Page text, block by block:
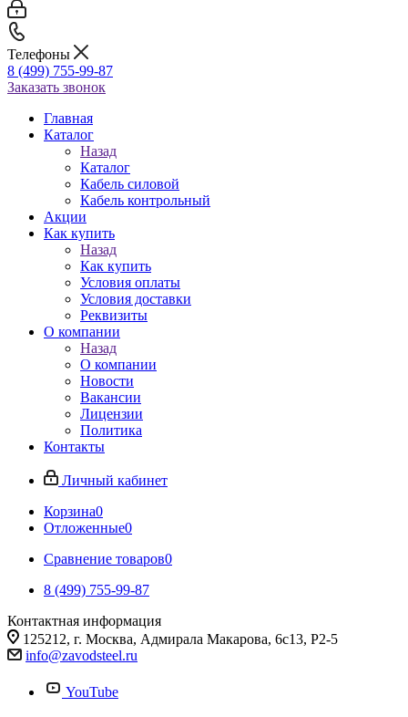
Телефоны
8 (499) 755-99-87
Заказать звонок
Главная
Каталог
Назад
Каталог
Кабель силовой
Кабель контрольный
Акции
Как купить
Назад
Как купить
Условия оплаты
Условия доставки
Реквизиты
О компании
Назад
О компании
Новости
Вакансии
Лицензии
Политика
Контакты
Личный кабинет
Корзина0
Отложенные0
Сравнение товаров0
8 (499) 755-99-87
Контактная информация
125212, г. Москва, Адмирала Макарова, 6с13, Р2-5
info@zavodsteel.ru
YouTube